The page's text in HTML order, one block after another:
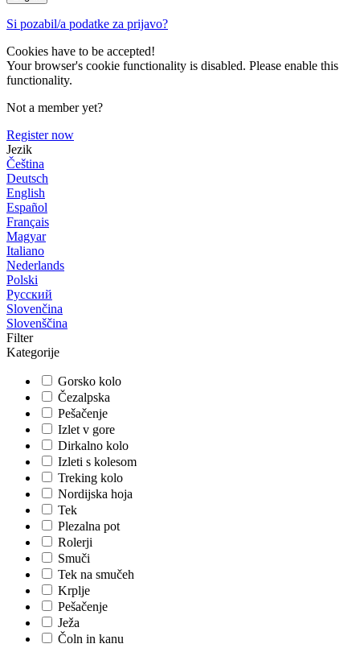
Si pozabil/a podatke za prijavo?
Cookies have to be accepted!
Your browser's cookie functionality is disabled. Please enable this
functionality.
Not a member yet?
Register now
Jezik
Čeština
Deutsch
English
Español
Français
Magyar
Italiano
Nederlands
Polski
Русский
Slovenčina
Slovenščina
Filter
Kategorije
Gorsko kolo
Čezalpska
Pešačenje
Izlet v gore
Dirkalno kolo
Izleti s kolesom
Treking kolo
Nordijska hoja
Tek
Plezalna pot
Rolerji
Smuči
Tek na smučeh
Krplje
Pešačenje
Ježa
Čoln in kanu